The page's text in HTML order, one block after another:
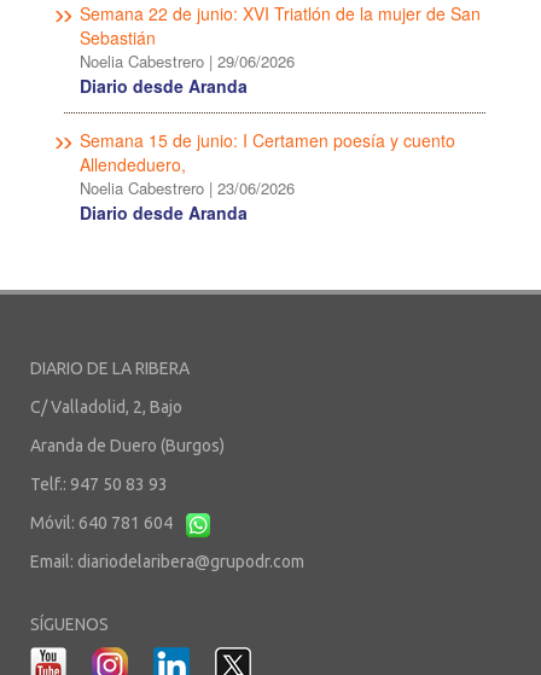
Semana 22 de junio: XVI Triatlón de la mujer de San
Sebastián
Noelia Cabestrero | 29/06/2026
Diario desde Aranda
Semana 15 de junio: I Certamen poesía y cuento
Allendeduero,
Noelia Cabestrero | 23/06/2026
Diario desde Aranda
DIARIO DE LA RIBERA
C/ Valladolid, 2, Bajo
Aranda de Duero (Burgos)
Telf.: 947 50 83 93
Móvil: 640 781 604
Email: diariodelaribera@grupodr.com
SÍGUENOS